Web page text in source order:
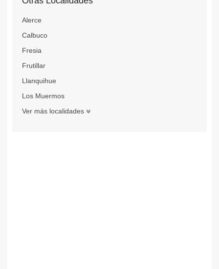
Alerce
Calbuco
Fresia
Frutillar
Llanquihue
Los Muermos
Ver más localidades